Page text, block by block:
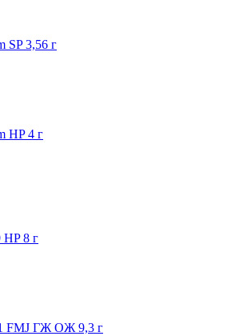
SP 3,56 г
HP 4 г
8 г
FMJ ГЖ ОЖ 9,3 г